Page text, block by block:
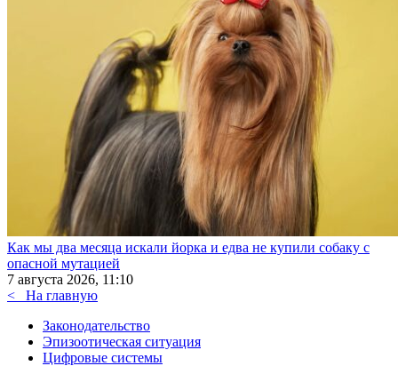
Как мы два месяца искали йорка и едва не купили собаку с
опасной мутацией
7 августа 2026, 11:10
<
На главную
Законодательство
Эпизоотическая ситуация
Цифровые системы